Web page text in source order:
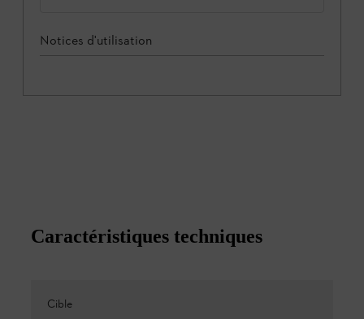
Notices d'utilisation
Caractéristiques techniques
Cible